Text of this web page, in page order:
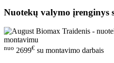
Nuotekų valymo
nuo 2699€ su montavimo darbais